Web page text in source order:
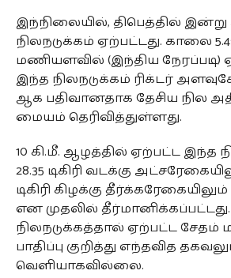
இந்நிலையில், திபெத்தில்
நிலநடுக்கம் ஏற்பட்டது. காலை
மணியளவில் (இந்திய நேரப்படி)
இந்த நிலநடுக்கம் ரிக்டர்
ஆக பதிவானதாக தேசிய நில
மையம் தெரிவித்துள்ளது.
10 கி.மீ. ஆழத்தில் ஏற்பட்ட இந்த
28.35 டிகிரி வடக்கு
டிகிரி கிழக்கு
என முதலில் தீர்மானிக்கப்பட்டது.
நிலநடுக்கத்தால் ஏற்பட்ட சேதம்
பாதிப்பு குறித்து எந்தவித
வெளியாகவில்லை.